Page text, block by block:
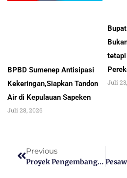
BPBD Sumenep Antisipasi
Kekeringan,Siapkan Tandon
Air di Kepulauan Sapeken
Juli 28, 2026
Juli
Previous
Proyek Pengembangan Hortikultura Di Daerah Kering (HDDAP) Siap Gagas Revolusi Kentang Dan Pisang Di Indonesia